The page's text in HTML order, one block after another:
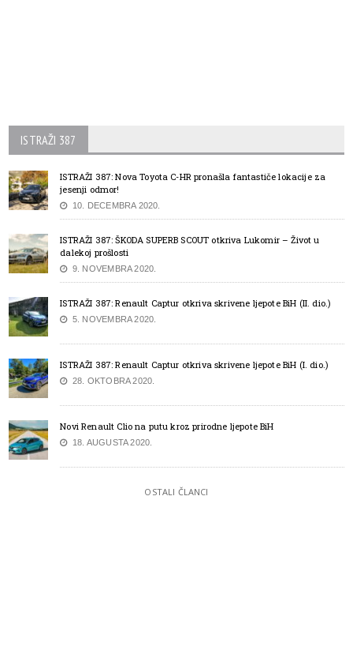
ISTRAŽI 387
ISTRAŽI 387: Nova Toyota C-HR pronašla fantastiče lokacije za
jesenji odmor!
10. DECEMBRA 2020.
ISTRAŽI 387: ŠKODA SUPERB SCOUT otkriva Lukomir – Život u
dalekoj prošlosti
9. NOVEMBRA 2020.
ISTRAŽI 387: Renault Captur otkriva skrivene ljepote BiH (II. dio.)
5. NOVEMBRA 2020.
ISTRAŽI 387: Renault Captur otkriva skrivene ljepote BiH (I. dio.)
28. OKTOBRA 2020.
Novi Renault Clio na putu kroz prirodne ljepote BiH
18. AUGUSTA 2020.
OSTALI ČLANCI